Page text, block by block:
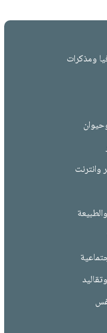
ومذكرات
وانترنت